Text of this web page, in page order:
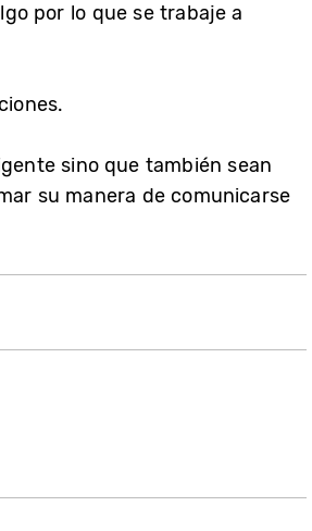
por lo que se trabaje a
sino que también sean
su manera de comunicarse